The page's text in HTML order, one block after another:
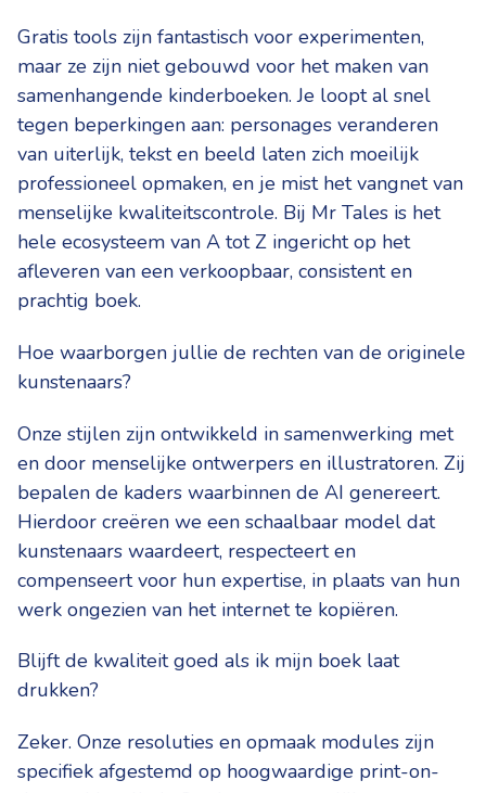
Gratis tools zijn fantastisch voor experimenten,
maar ze zijn niet gebouwd voor het maken van
samenhangende kinderboeken. Je loopt al snel
tegen beperkingen aan: personages veranderen
van uiterlijk, tekst en beeld laten zich moeilijk
professioneel opmaken, en je mist het vangnet van
menselijke kwaliteitscontrole. Bij Mr Tales is het
hele ecosysteem van A tot Z ingericht op het
afleveren van een verkoopbaar, consistent en
prachtig boek.
Hoe waarborgen jullie de rechten van de originele
kunstenaars?
Onze stijlen zijn ontwikkeld in samenwerking met
en door menselijke ontwerpers en illustratoren. Zij
bepalen de kaders waarbinnen de AI genereert.
Hierdoor creëren we een schaalbaar model dat
kunstenaars waardeert, respecteert en
compenseert voor hun expertise, in plaats van hun
werk ongezien van het internet te kopiëren.
Blijft de kwaliteit goed als ik mijn boek laat
drukken?
Zeker. Onze resoluties en opmaak modules zijn
specifiek afgestemd op hoogwaardige print-on-